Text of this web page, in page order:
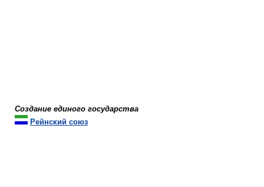
Создание единого государства
Рейнский союз